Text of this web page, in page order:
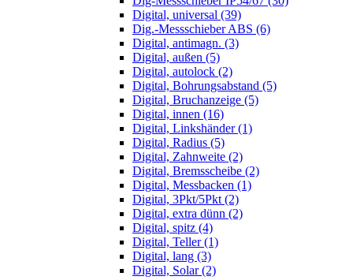
Digital, universal (39)
Dig.-Messschieber ABS (6)
Digital, antimagn. (3)
Digital, außen (5)
Digital, autolock (2)
Digital, Bohrungsabstand (5)
Digital, Bruchanzeige (5)
Digital, innen (16)
Digital, Linkshänder (1)
Digital, Radius (5)
Digital, Zahnweite (2)
Digital, Bremsscheibe (2)
Digital, Messbacken (1)
Digital, 3Pkt/5Pkt (2)
Digital, extra dünn (2)
Digital, spitz (4)
Digital, Teller (1)
Digital, lang (3)
Digital, Solar (2)